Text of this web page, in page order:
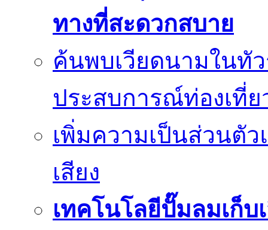
ทางที่สะดวกสบาย
ค้นพบเวียดนามในทั
ประสบการณ์ท่องเที่
เพิ่มความเป็นส่วนตั
เสียง
เทคโนโลยีปั๊มลมเก็บ